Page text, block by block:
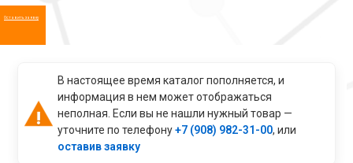
Оставить заявку
В настоящее время каталог пополняется, и
информация в нем может отображаться
неполная. Если вы не нашли нужный товар —
уточните по телефону+7 (908) 982-31-00, или
оставив заявку